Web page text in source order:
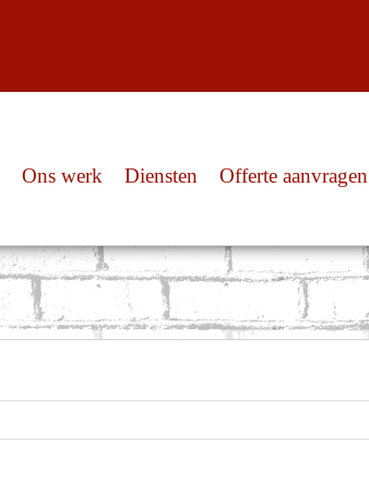
Ons werk Diensten Offerte aanvragen